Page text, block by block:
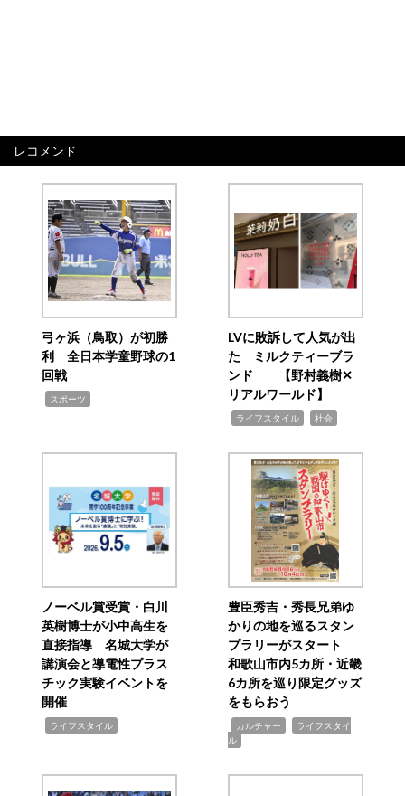
レコメンド
弓ヶ浜（鳥取）が初勝
利 全日本学童野球の1
回戦
スポーツ
LVに敗訴して人気が出
た ミルクティーブラ
ンド 【野村義樹✕
リアルワールド】
ライフスタイル 社会
ノーベル賞受賞・白川
英樹博士が小中高生を
直接指導 名城大学が
講演会と導電性プラス
チック実験イベントを
開催
ライフスタイル
豊臣秀吉・秀長兄弟ゆ
かりの地を巡るスタン
プラリーがスタート
和歌山市内5カ所・近畿
6カ所を巡り限定グッズ
をもらおう
カルチャー
ライフスタイ
ル